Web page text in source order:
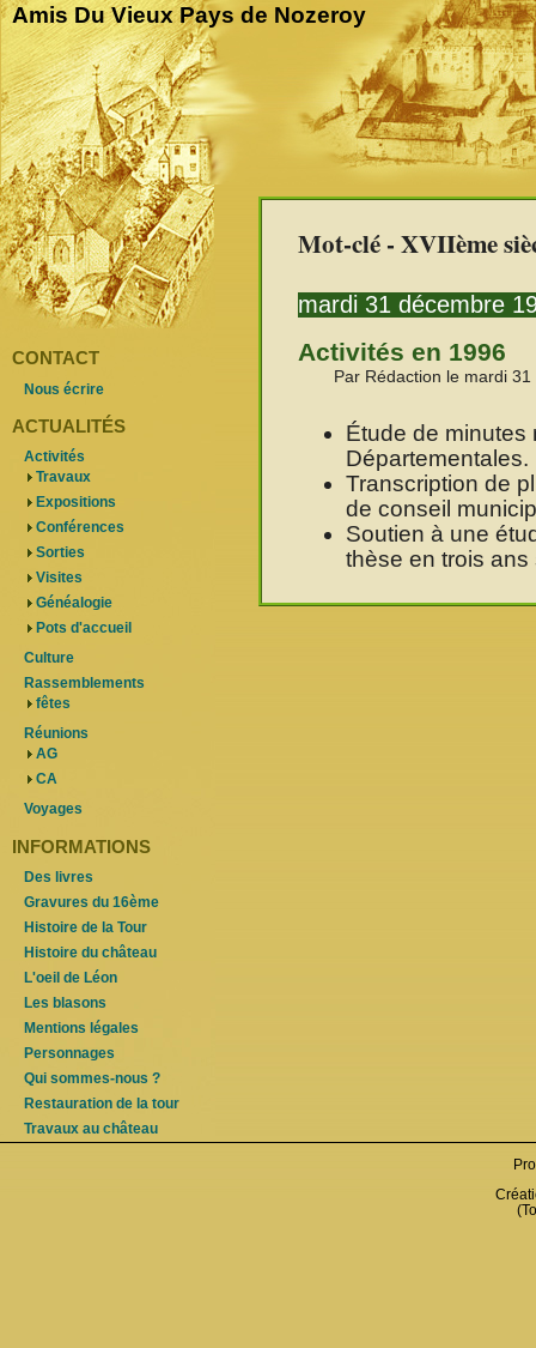
Amis Du Vieux Pays de Nozeroy
Mot-clé - XVIIème
mardi 31 décembre
Activités en 1996
Par Rédaction le mardi
Étude de minutes
Départementales.
Transcription de
de conseil
Soutien à une
thèse en trois
CONTACT
Nous écrire
ACTUALITÉS
Activités
Travaux
Expositions
Conférences
Sorties
Visites
Généalogie
Pots d'accueil
Culture
Rassemblements
fêtes
Réunions
AG
CA
Voyages
INFORMATIONS
Des livres
Gravures du 16ème
Histoire de la Tour
Histoire du château
L'oeil de Léon
Les blasons
Mentions légales
Personnages
Qui sommes-nous ?
Restauration de la tour
Travaux au château